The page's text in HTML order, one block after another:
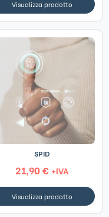
Visualizza prodotto
SPID
21,90€ +IVA
Visualizza prodotto